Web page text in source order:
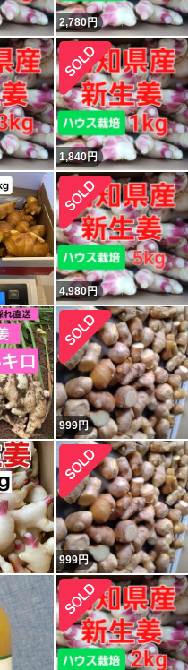
2,780円
1,840円
4,980円
999円
999円